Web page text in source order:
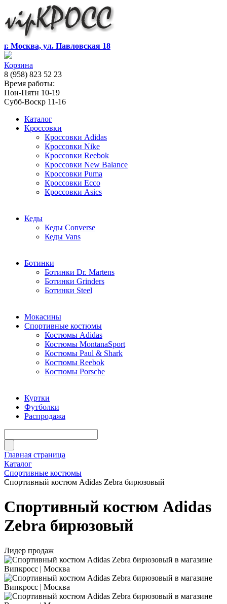
г. Москва, ул. Павловская 18
Корзина
8 (958) 823 52 23
Время работы:
Пон-Пятн 10-19
Субб-Воскр 11-16
Каталог
Кроссовки
Кроссовки Adidas
Кроссовки Nike
Кроссовки Reebok
Кроссовки New Balance
Кроссовки Puma
Кроссовки Ecco
Кроссовки Asics
Кеды
Кеды Converse
Кеды Vans
Ботинки
Ботинки Dr. Martens
Ботинки Grinders
Ботинки Steel
Мокасины
Спортивные костюмы
Костюмы Adidas
Костюмы MontanaSport
Костюмы Paul & Shark
Костюмы Reebok
Костюмы Porsche
Куртки
Футболки
Распродажа
Главная страница
Каталог
Спортивные костюмы
Спортивный костюм Adidas Zebra бирюзовый
Спортивный костюм Adidas
Zebra бирюзовый
Лидер продаж